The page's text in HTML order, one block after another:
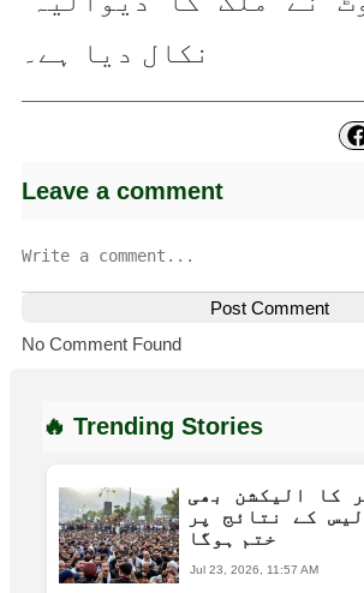
نکال دیا ہے۔
Leave a comment
Post Comment
No Comment Found
🔥 Trending Stories
کا الیکشن بھی
کے نتائج پر
ختم ہوگا
Jul 23, 2026, 11:57 AM